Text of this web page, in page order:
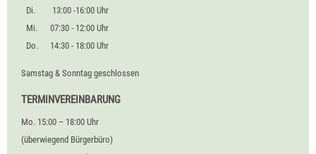
Di.
13:00 -16:00 Uhr
Mi.
07:30 - 12:00 Uhr
Do.
14:30 - 18:00 Uhr
Samstag & Sonntag geschlossen
TERMINVEREINBARUNG
Mo. 15:00 – 18:00 Uhr
(überwiegend Bürgerbüro)